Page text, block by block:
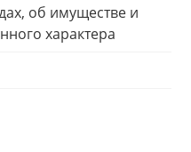
об имуществе и
характера